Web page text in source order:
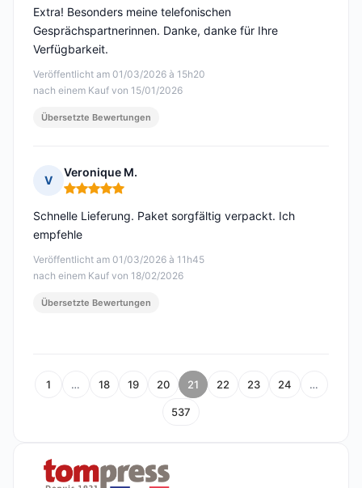
Veröffentlicht am 01/03/2026 à 15h20
nach einem Kauf von 15/01/2026
Extra! Besonders meine telefonischen
Gesprächspartnerinnen. Danke, danke für Ihre
Verfügbarkeit.
Übersetzte Bewertungen
V
Veronique M.
Hinweis: 5 von 5
Veröffentlicht am 01/03/2026 à 11h45
nach einem Kauf von 18/02/2026
Schnelle Lieferung. Paket sorgfältig verpackt. Ich
empfehle
Übersetzte Bewertungen
1 … 18 19 20 21 22 23 24 …
537